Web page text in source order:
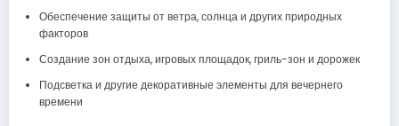
Обеспечение защиты от ветра, солнца и других природных
факторов
Создание зон отдыха, игровых площадок, гриль-зон и дорожек
Подсветка и другие декоративные элементы для вечернего
времени